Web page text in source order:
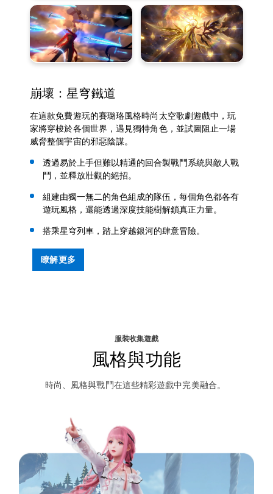
崩壞：星穹鐵道
在這款免費遊玩的賽璐珞風格時尚太空歌劇遊戲中，玩
家將穿梭於各個世界，遇見獨特角色，並試圖阻止一場
威脅整個宇宙的邪惡陰謀。
透過易於上手但難以精通的回合製戰鬥系統與敵人戰
鬥，並釋放壯觀的絕招。
組建由獨一無二的角色組成的隊伍，每個角色都各有
遊玩風格，還能透過深度技能樹解鎖真正力量。
搭乘星穹列車，踏上穿越銀河的肆意冒險。
瞭解更多
服裝收集遊戲
風格與功能
時尚、風格與戰鬥在這些精彩遊戲中完美融合。